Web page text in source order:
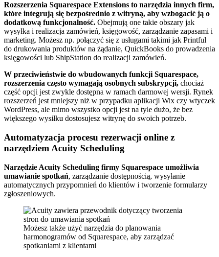
Rozszerzenia Squarespace Extensions to narzędzia innych firm,
które integrują się bezpośrednio z witryną, aby wzbogacić ją o
dodatkową funkcjonalność. Obejmują one takie obszary jak
wysyłka i realizacja zamówień, księgowość, zarządzanie zapasami i
marketing. Możesz np. połączyć się z usługami takimi jak Printful
do drukowania produktów na żądanie, QuickBooks do prowadzenia
księgowości lub ShipStation do realizacji zamówień.
W przeciwieństwie do wbudowanych funkcji Squarespace,
rozszerzenia często wymagają osobnych subskrypcji, chociaż
część opcji jest zwykle dostępna w ramach darmowej wersji. Rynek
rozszerzeń jest mniejszy niż w przypadku aplikacji Wix czy wtyczek
WordPress, ale mimo wszystko opcji jest na tyle dużo, że bez
większego wysiłku dostosujesz witrynę do swoich potrzeb.
Automatyzacja procesu rezerwacji online z
narzędziem Acuity Scheduling
Narzędzie Acuity Scheduling firmy Squarespace umożliwia
umawianie spotkań, zarządzanie dostępnością, wysyłanie
automatycznych przypomnień do klientów i tworzenie formularzy
zgłoszeniowych.
Możesz także użyć narzędzia do planowania
harmonogramów od Squarespace, aby zarządzać
spotkaniami z klientami